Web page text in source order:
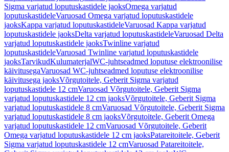
Sigma varjatud loputuskastidele jaoksOmega varjatud
loputuskastideleVaruosad Omega varjatud loputuskastidele
jaoksKappa varjatud loputuskastideleVaruosad Kappa varjatud
loputuskastidele jaoksDelta varjatud loputuskastideleVaruosad Delta
varjatud loputuskastidele jaoksTwinline varjatud
loputuskastideleVaruosad Twinline varjatud loputuskastidele
jaoksTarvikudKulumaterjalWC-juhtseadmed loputuse elektroonilise
käivitusegaVaruosad WC-juhtseadmed loputuse elektroonilise
käivitusega jaoksVõrgutoitele, Geberit Sigma varjatud
loputuskastidele 12 cmVaruosad Võrgutoitele, Geberit Sigma
varjatud loputuskastidele 12 cm jaoksVõrgutoitele, Geberit Sigma
varjatud loputuskastidele 8 cmVaruosad Võrgutoitele, Geberit Sigma
varjatud loputuskastidele 8 cm jaoksVõrgutoitele, Geberit Omega
varjatud loputuskastidele 12 cmVaruosad Võrgutoitele, Geberit
Omega varjatud loputuskastidele 12 cm jaoksPatareitoitele, Geberit
Sigma varjatud loputuskastidele 12 cmVaruosad Patareitoitele,